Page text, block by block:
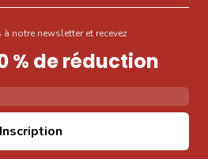
notre newsletter et recevez
% de réduction
Inscription